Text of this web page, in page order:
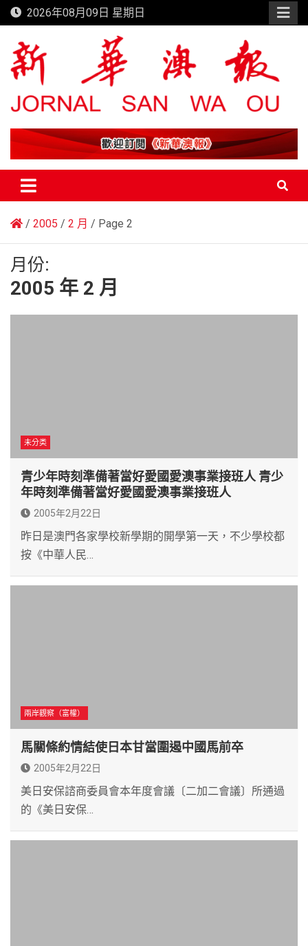
Skip
to
content
2026年08月09日 星期日
新華澳報
2005 2 月 Page 2
月份:
2005 年 2 月
未分类
青少年時刻準備著當好愛國愛澳事業接班人 青少
年時刻準備著當好愛國愛澳事業接班人
2005年2月22日
昨日是澳門各家學校新學期的開學第一天，不少學校都
按《中華人民…
兩岸觀察（富權）
馬關條約情結使日本甘當圍遏中國馬前卒
2005年2月22日
美日安保諮商委員會本年度會議〔二加二會議〕所通過
的《美日安保…